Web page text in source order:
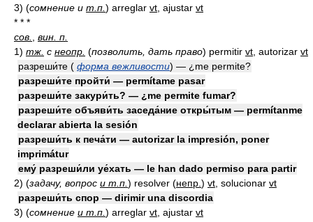
3) (сомнение и т.п. ) arreglar vt , ajustar vt
* * *
сов.
вин. п.
1) тж. с неопр. (позволить, дать право) permitir vt , autorizar vt
разреши́те ( форма вежливости) — ¿me permite?
разреши́те пройти́ — permítame pasar
разреши́те закури́ть? — ¿me permite fumar?
разреши́те объяви́ть заседа́ние откры́тым — permítanme
declarar abierta la sesión
разреши́ть к печа́ти — autorizar la impresión, poner
imprimátur
ему́ разреши́ли уе́хать — le han dado permiso para partir
2) (задачу, вопрос и т.п. ) resolver (непр. ) vt , solucionar vt
разреши́ть спор — dirimir una discordia
3) (сомнение и т.п. ) arreglar vt , ajustar vt